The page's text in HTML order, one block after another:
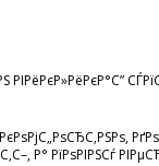
РІРёРєР»РёРєР°С”
Р° РїРѕРІРЅСѓ